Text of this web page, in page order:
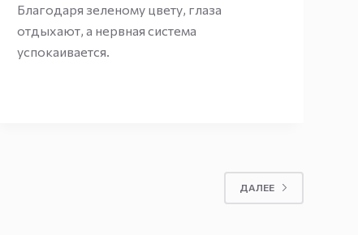
Благодаря зеленому цвету, глаза
отдыхают, а нервная система
успокаивается.
ДАЛЕЕ